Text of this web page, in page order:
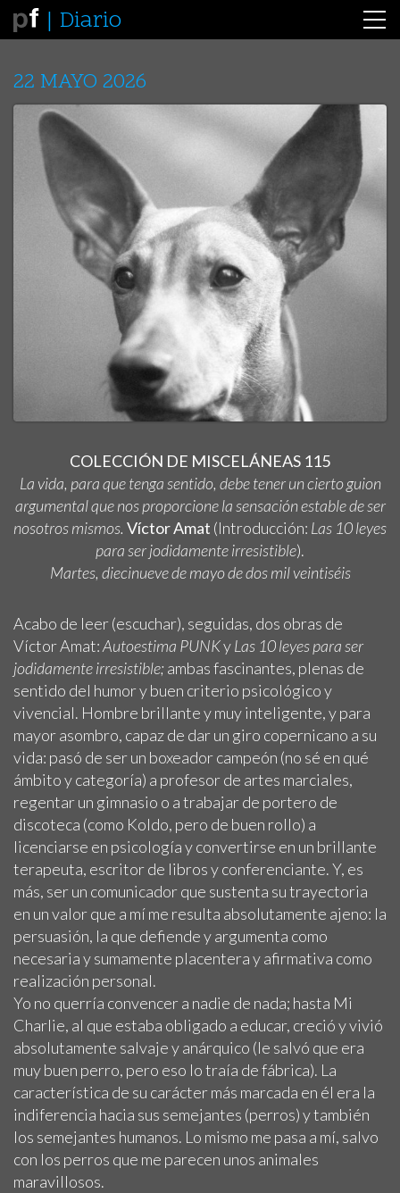
Diario
22 MAYO 2026
COLECCIÓN DE MISCELÁNEAS 115
La vida, para que tenga sentido, debe tener un cierto guion
argumental que nos proporcione la sensación estable de ser
nosotros mismos. Víctor Amat (Introducción: Las 10 leyes
para ser jodidamente irresistible).
Martes, diecinueve de mayo de dos mil veintiséis
Acabo de leer (escuchar), seguidas, dos obras de
Víctor Amat:Autoestima PUNKyLas 10 leyes para ser
jodidamente irresistible; ambas fascinantes, plenas de
sentido del humor y buen criterio psicológico y
vivencial. Hombre brillante y muy inteligente, y para
mayor asombro, capaz de dar un giro copernicano a su
vida: pasó de ser un boxeador campeón (no sé en qué
ámbito y categoría) a profesor de artes marciales,
regentar un gimnasio o a trabajar de portero de
discoteca (como Koldo, pero de buen rollo) a
licenciarse en psicología y convertirse en un brillante
terapeuta, escritor de libros y conferenciante. Y, es
más, ser un comunicador que sustenta su trayectoria
en un valor que a mí me resulta absolutamente ajeno: la
persuasión, la que defiende y argumenta como
necesaria y sumamente placentera y afirmativa como
realización personal.
Yo no querría convencer a nadie de nada; hasta Mi
Charlie, al que estaba obligado a educar, creció y vivió
absolutamente salvaje y anárquico (le salvó que era
muy buen perro, pero eso lo traía de fábrica). La
característica de su carácter más marcada en él era la
indiferencia hacia sus semejantes (perros) y también
los semejantes humanos. Lo mismo me pasa a mí, salvo
con los perros que me parecen unos animales
maravillosos.